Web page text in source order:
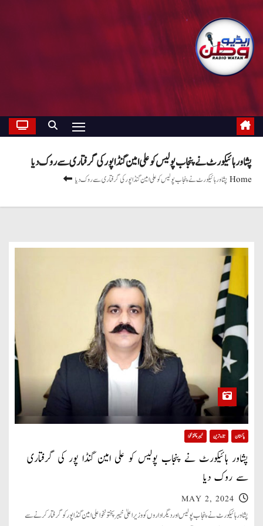
پشاور ہائیکورٹ نے پنجاب پولیس کو علی امین گنڈا پور کی گرفتاری سے روک دیا
Homeپشاور ہائیکورٹ نے پنجاب پولیس کو علی امین گنڈا پور کی گرفتاری سے روک دیا
پاکستان تازہ ترین خیبر پختونخوا
پشاور ہائیکورٹ نے پنجاب پولیس کو علی امین گنڈا پور کی گرفتاری
سے روک دیا
MAY 2, 2024
پشاور ہائیکورٹ نے پنجاب پولیس اور دیگر اداروں کو وزیر اعلیٰ خیبر پختونخوا علی امین گنڈاپور کو گرفتار کرنے سے